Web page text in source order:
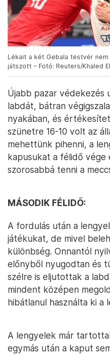
Lékait a két Gebala testvér
játszott – Fotó: Reuters/Khaled
Újabb pazar védekezés
labdát, bátran
nyakában, és
szünetre 16-10 volt az
mehettünk pihenni, a
kapusukat a félidő
szorosabbá tenni a
MÁSODIK FÉLIDŐ:
A fordulás után a
játékukat, de mivel
különbség. Onnantól
előnyből nyugodtan és
szélre is eljutottak a
mindent középen
hibátlanul használta ki a
A lengyelek már
egymás után a kaput